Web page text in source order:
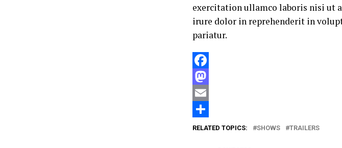
exercitation ullamco laboris nisi ut
irure dolor in reprehenderit in
pariatur.
Facebook
Mastodon
Email
Compartir
RELATED TOPICS: SHOWS TRAILERS